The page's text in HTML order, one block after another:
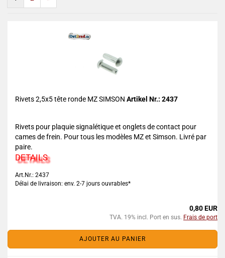
Rivets 2,5x5 tête ronde MZ SIMSON Artikel Nr.: 2437
Rivets pour plaquie signalétique et onglets de contact pour
cames de frein. Pour tous les modèles MZ et Simson. Livré par
paire.
DETAILS
Art.Nr.: 2437
Délai de livraison: env. 2-7 jours ouvrables*
0,80 EUR
TVA. 19% incl. Port en sus. Frais de port
AJOUTER AU PANIER